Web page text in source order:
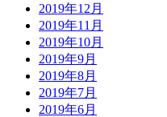
2019年12月
2019年11月
2019年10月
2019年9月
2019年8月
2019年7月
2019年6月